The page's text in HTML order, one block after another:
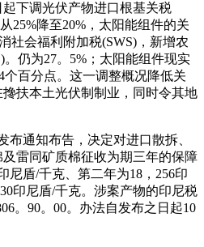
下调光伏产物进口根基关税
25%降至20%，太阳能组件的关
社会福利附加税(SWS)，新增农
仍为27。5%；太阳能组件现实
个百分点。这一调整概况降低关
扶本土光伏制制业，同时令其地
通知布告，决定对进口散拆、
雷同矿质棉征收为期三年的保障
尼盾/千克、第二年为18，256印
印尼盾/千克。涉案产物的印尼税
。90。00。办法自发布之日起10